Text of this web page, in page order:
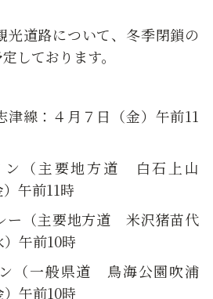
道路について、冬季閉鎖の
しております。
線：４月７日（金）午前11
ン（主要地方道 白石上山
午前11時
ー（主要地方道 米沢猪苗代
午前10時
ン（一般県道 鳥海公園吹浦
午前10時